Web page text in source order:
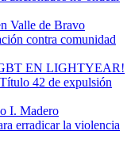
Valle de Bravo
contra comunidad
EN LIGHTYEAR!
42 de expulsión
I. Madero
erradicar la violencia